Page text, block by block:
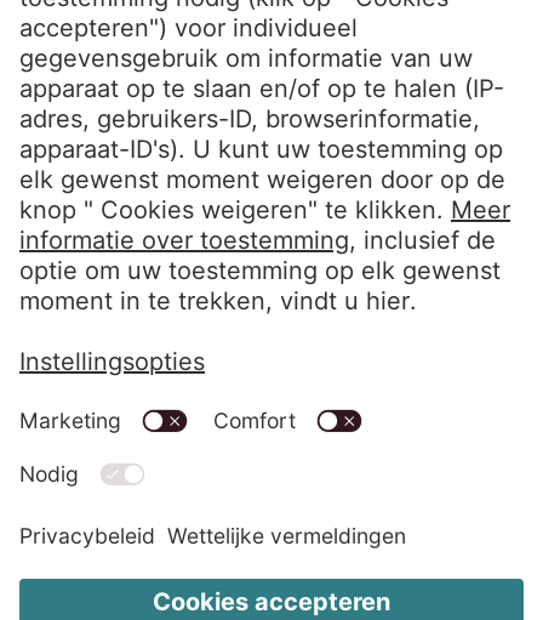
Volg ons
LinkedIn EOS Aremas
LinkedIn EOS Contentia